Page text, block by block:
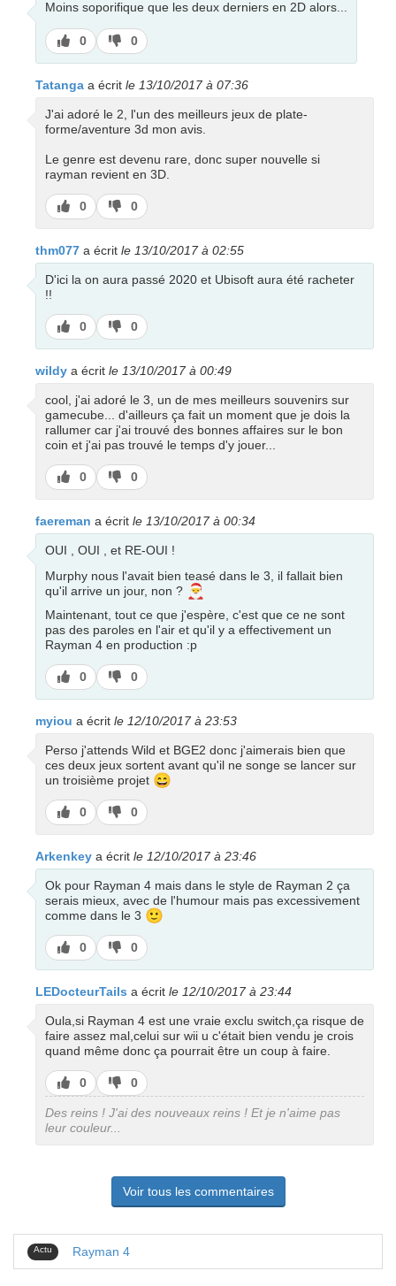
Moins soporifique que les deux derniers en 2D alors...
J’aime
0
J’aime
pas
0
Tatanga a écrit le 13/10/2017 à 07:36
J'ai adoré le 2, l'un des meilleurs jeux de plate-
forme/aventure 3d mon avis.
Le genre est devenu rare, donc super nouvelle si
rayman revient en 3D.
J’aime
0
J’aime
pas
0
thm077 a écrit le 13/10/2017 à 02:55
D'ici la on aura passé 2020 et Ubisoft aura été racheter
!!
J’aime
0
J’aime
pas
0
wildy a écrit le 13/10/2017 à 00:49
cool, j'ai adoré le 3, un de mes meilleurs souvenirs sur
gamecube... d'ailleurs ça fait un moment que je dois la
rallumer car j'ai trouvé des bonnes affaires sur le bon
coin et j'ai pas trouvé le temps d'y jouer...
J’aime
0
J’aime
pas
0
faereman a écrit le 13/10/2017 à 00:34
OUI , OUI , et RE-OUI !
Murphy nous l'avait bien teasé dans le 3, il fallait bien
qu'il arrive un jour, non ? 🎅
Maintenant, tout ce que j'espère, c'est que ce ne sont
pas des paroles en l'air et qu'il y a effectivement un
Rayman 4 en production :p
J’aime
0
J’aime
pas
0
myiou a écrit le 12/10/2017 à 23:53
Perso j'attends Wild et BGE2 donc j'aimerais bien que
ces deux jeux sortent avant qu'il ne songe se lancer sur
un troisième projet 😄
J’aime
0
J’aime
pas
0
Arkenkey a écrit le 12/10/2017 à 23:46
Ok pour Rayman 4 mais dans le style de Rayman 2 ça
serais mieux, avec de l'humour mais pas excessivement
comme dans le 3 🙂
J’aime
0
J’aime
pas
0
LEDocteurTails a écrit le 12/10/2017 à 23:44
Oula,si Rayman 4 est une vraie exclu switch,ça risque de
faire assez mal,celui sur wii u c'était bien vendu je crois
quand même donc ça pourrait être un coup à faire.
J’aime
0
J’aime
pas
0
Des reins ! J'ai des nouveaux reins ! Et je n'aime pas
leur couleur...
Voir tous les commentaires
Actu Rayman 4